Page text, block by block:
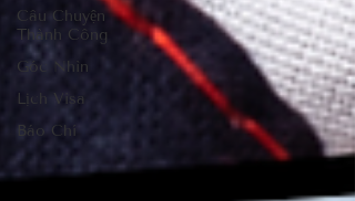
Câu Chuyện
Thành Công
Góc Nhìn
Lịch Visa
Báo Chí